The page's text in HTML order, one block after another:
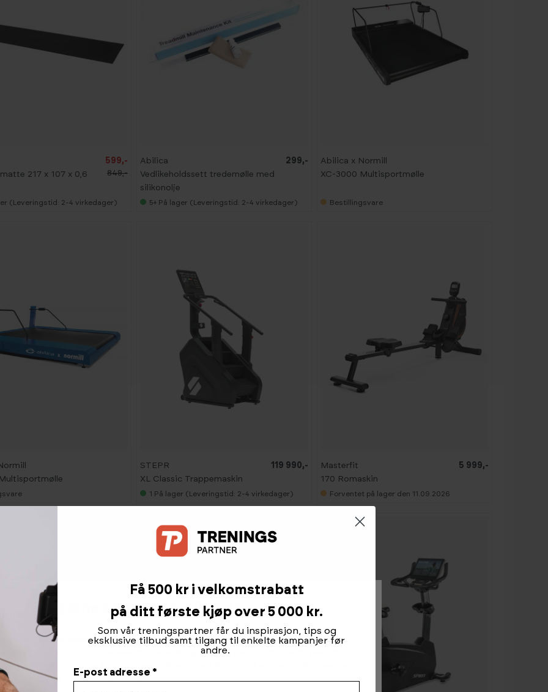
217 x 107 x 0,6
599,-
849,-
(Leveringstid: 2-4 virkedager)
Abilica
Vedlikeholdssett tredemølle med
silikonolje
299,-
5+ På lager (Leveringstid: 2-4 virkedager)
Abilica x Normill
XC-3000 Multisportmølle
Bestillingsvare
STEPR
XL Classic Trappemaskin
119 990,-
1 På lager (Leveringstid: 2-4 virkedager)
Masterfit
170 Romaskin
5 999,-
Forventet på lager den 11.09.2026
Velg dine cookie-innstillinger
bruker teknologier, inkludert informasjonskapsler, til å samle informasjon om
Funksjonelle, statistiske, markedsføring. Ved å trykke 'Godta', samtykker du til
kan også velge hvilke formål du samtykker til ved å klikke på avmerkingsboksen ved
deretter trykke 'Lagre innstillinger'.
Få 500 kr i velkomstrabatt
på ditt første kjøp over 5 000 kr.
Som vår treningspartner får du inspirasjon, tips og
eksklusive tilbud samt tilgang til enkelte kampanjer før
andre.
E-post adresse *